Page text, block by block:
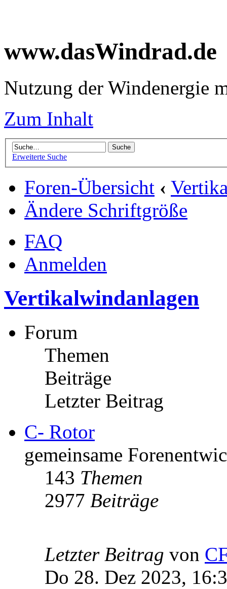
www.dasWindrad.de
Nutzung der Windenergie
Zum Inhalt
Erweiterte Suche
Foren-Übersicht ‹
Ändere Schriftgröße
FAQ
Anmelden
Vertikalwindanlagen
Forum
Themen
Beiträge
Letzter Beitrag
C- Rotor
gemeinsame
143 Themen
2977 Beiträge
Letzter Beitrag von
Do 28. Dez 2023,